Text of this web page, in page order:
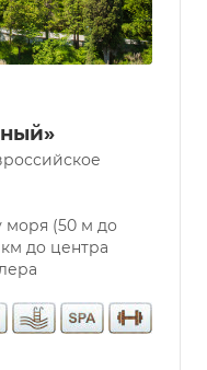
моря (50 м до
до центра